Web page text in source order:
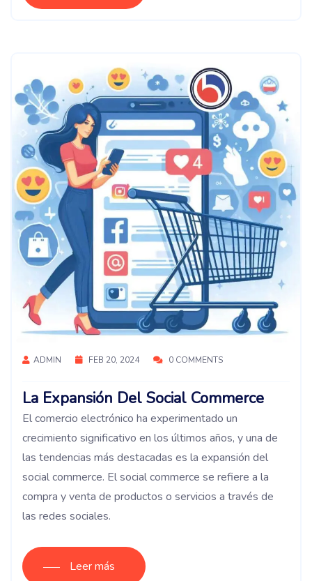
ADMIN FEB 20, 2024 0 COMMENTS
La Expansión Del Social Commerce
El comercio electrónico ha experimentado un
crecimiento significativo en los últimos años, y una de
las tendencias más destacadas es la expansión del
social commerce. El social commerce se refiere a la
compra y venta de productos o servicios a través de
las redes sociales.
Leer más